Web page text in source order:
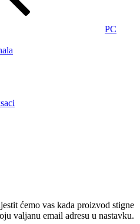
PC
ćemo vas kada proizvod stigne
valjanu email adresu u nastavku.